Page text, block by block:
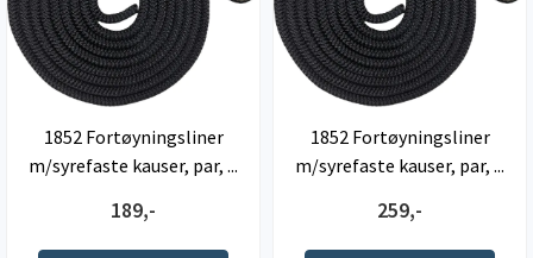
1852 Fortøyningsliner
m/syrefaste kauser, par, ...
189,-
1852 Fortøyningsliner
m/syrefaste kauser, par, ...
259,-